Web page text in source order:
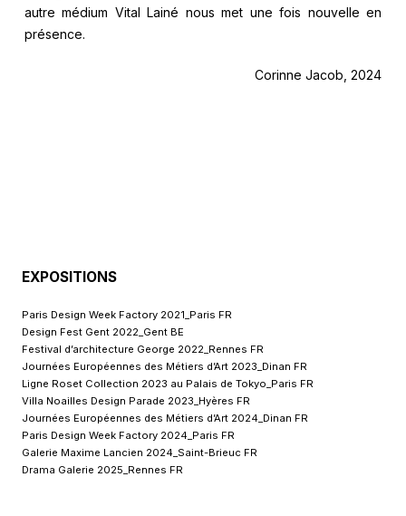
autre médium Vital Lainé nous met une fois nouvelle en
présence.
Corinne Jacob, 2024
EXPOSITIONS
Paris Design Week Factory 2021_Paris FR
Design Fest Gent 2022_Gent BE
Festival d’architecture George 2022_Rennes FR
Journées Européennes des Métiers d’Art 2023_Dinan FR
Ligne Roset Collection 2023 au Palais de Tokyo_Paris FR
Villa Noailles Design Parade 2023_Hyères FR
Journées Européennes des Métiers d’Art 2024_Dinan FR
Paris Design Week Factory 2024_Paris FR
Galerie Maxime Lancien 2024_Saint-Brieuc FR
Drama Galerie 2025_Rennes FR